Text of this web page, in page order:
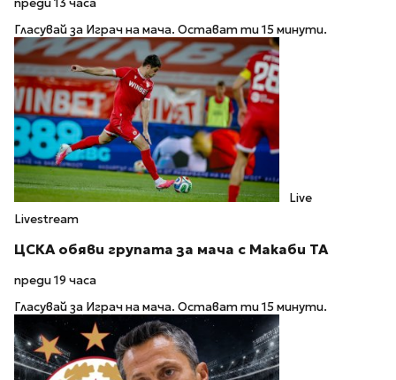
Гласувай за Играч на мача. Остават ти 15 минути.
Live
Livestream
ЦСКА обяви групата за мача с Макаби ТА
преди 19 часа
Гласувай за Играч на мача. Остават ти 15 минути.